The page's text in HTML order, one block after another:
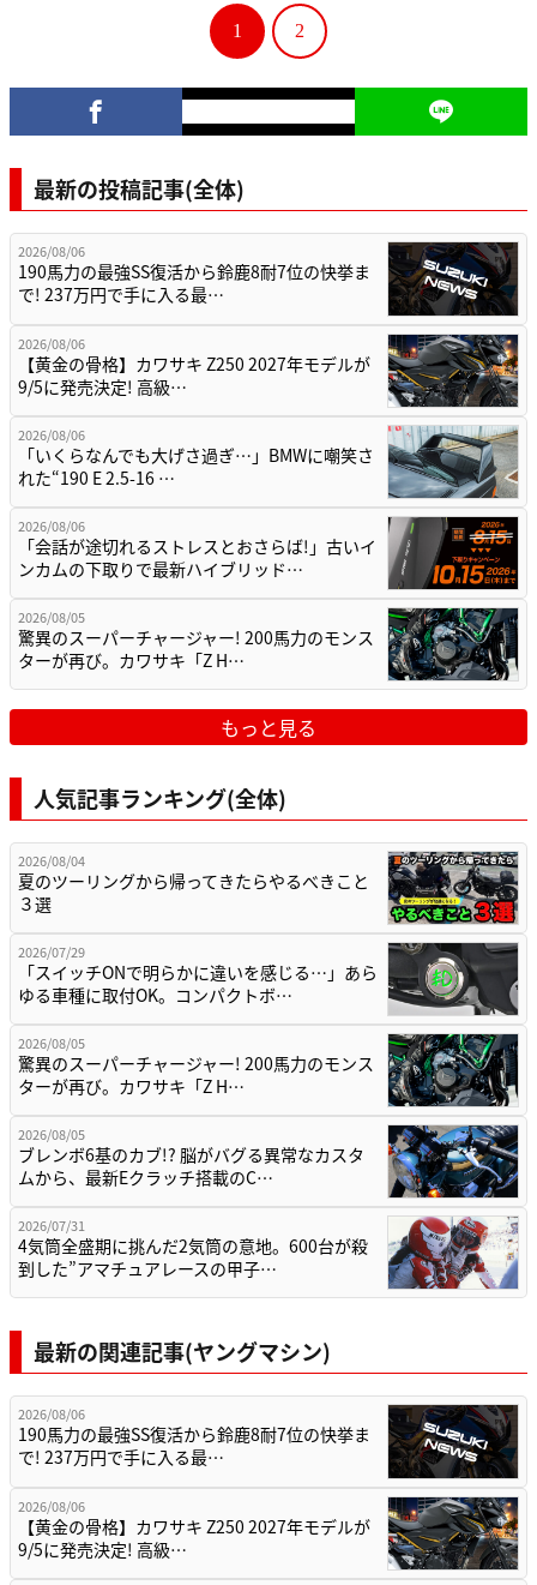
1 2
最新の投稿記事(全体)
2026/08/06
190馬力の最強SS復活から鈴鹿8耐7位の快挙ま
で! 237万円で手に入る最…
2026/08/06
【黄金の骨格】カワサキ Z250 2027年モデルが
9/5に発売決定! 高級…
2026/08/06
「いくらなんでも大げさ過ぎ…」BMWに嘲笑さ
れた“190 E 2.5-16 …
2026/08/06
「会話が途切れるストレスとおさらば!」古いイ
ンカムの下取りで最新ハイブリッド…
2026/08/05
驚異のスーパーチャージャー! 200馬力のモンス
ターが再び。カワサキ「Z H…
もっと見る
人気記事ランキング(全体)
2026/08/04
夏のツーリングから帰ってきたらやるべきこと
３選
2026/07/29
「スイッチONで明らかに違いを感じる…」あら
ゆる車種に取付OK。コンパクトボ…
2026/08/05
驚異のスーパーチャージャー! 200馬力のモンス
ターが再び。カワサキ「Z H…
2026/08/05
ブレンボ6基のカブ!? 脳がバグる異常なカスタ
ムから、最新Eクラッチ搭載のC…
2026/07/31
4気筒全盛期に挑んだ2気筒の意地。600台が殺
到した”アマチュアレースの甲子…
最新の関連記事(ヤングマシン)
2026/08/06
190馬力の最強SS復活から鈴鹿8耐7位の快挙ま
で! 237万円で手に入る最…
2026/08/06
【黄金の骨格】カワサキ Z250 2027年モデルが
9/5に発売決定! 高級…